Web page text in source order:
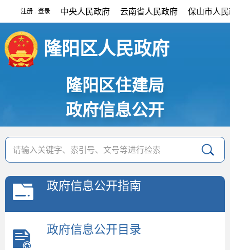
注册 登录 中央人民政府 云南省人民政府 保山市人
隆阳区人民政府
隆阳区住建局
政府信息公开
政府信息公开指南
政府信息公开目录